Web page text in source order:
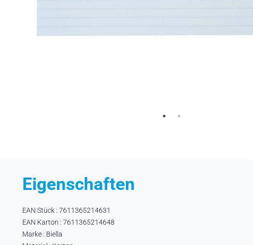
Eigenschaften
EAN Stück : 7611365214631
EAN Karton : 7611365214648
Marke : Biella